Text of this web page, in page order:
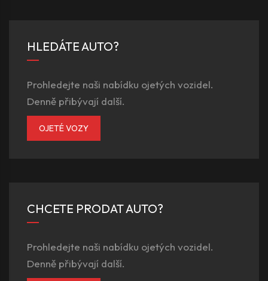
HLEDÁTE AUTO?
Prohledejte naši nabídku ojetých vozidel.
Denně přibývají další.
OJETÉ VOZY
CHCETE PRODAT AUTO?
Prohledejte naši nabídku ojetých vozidel.
Denně přibývají další.